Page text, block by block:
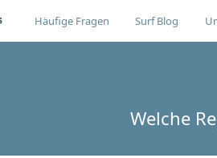
Häufige Fragen Surf Blog
Welche